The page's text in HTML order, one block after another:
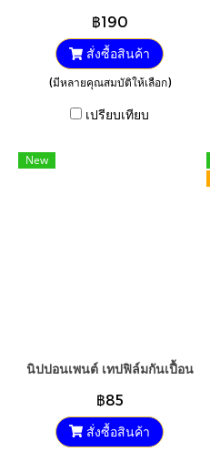
฿190
สั่งซื้อสินค้า
(มีหลายคุณสมบัติให้เลือก)
เปรียบเทียบ
New
นิปปอนเพนต์ เทปฟิล์มกันเปื้อน
฿85
สั่งซื้อสินค้า